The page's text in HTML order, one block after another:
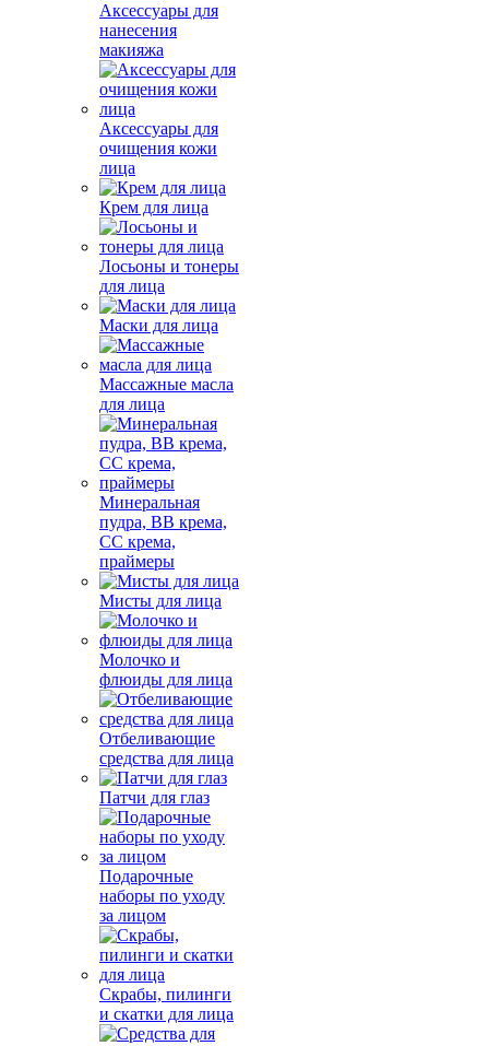
Аксессуары для
нанесения
макияжа
Аксессуары для
очищения кожи
лица
Крем для лица
Лосьоны и тонеры
для лица
Маски для лица
Массажные масла
для лица
Минеральная
пудра, BB крема,
СС крема,
праймеры
Мисты для лица
Молочко и
флюиды для лица
Отбеливающие
средства для лица
Патчи для глаз
Подарочные
наборы по уходу
за лицом
Скрабы, пилинги
и скатки для лица